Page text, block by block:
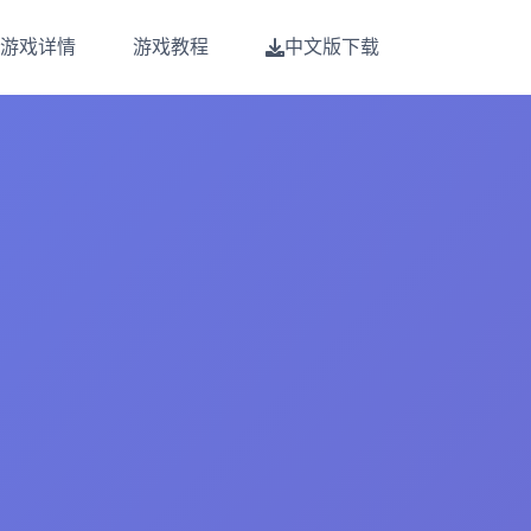
游戏详情 游戏教程 中文版下载